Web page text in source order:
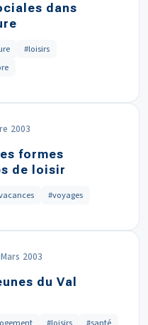
dans
#loisirs
2003
formes
de loisir
#voyages
Mars 2003
du Val